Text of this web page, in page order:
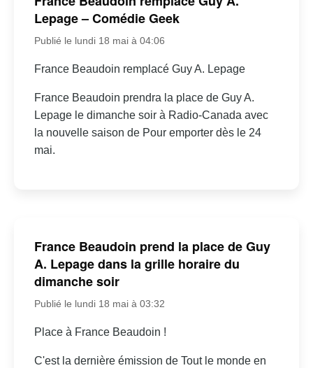
Lepage – Comédie Geek
Publié le lundi 18 mai à 04:06
France Beaudoin remplacé Guy A. Lepage
France Beaudoin prendra la place de Guy A.
Lepage le dimanche soir à Radio-Canada avec
la nouvelle saison de Pour emporter dès le 24
mai.
France Beaudoin prend la place de Guy
A. Lepage dans la grille horaire du
dimanche soir
Publié le lundi 18 mai à 03:32
Place à France Beaudoin !
C'est la dernière émission de Tout le monde en